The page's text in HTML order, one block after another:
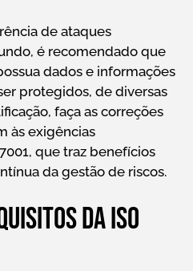
de ataques
é recomendado que
dados e informações
protegidos, de diversas
faça as correções
às exigências
que traz benefícios
da gestão de riscos.
da ISO